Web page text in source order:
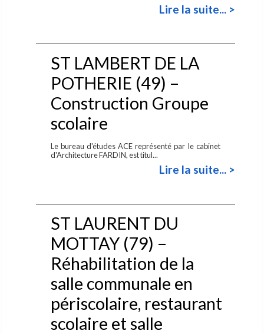
Lire la suite... >
ST LAMBERT DE LA
POTHERIE (49) –
Construction Groupe
scolaire
Le bureau d'études ACE représenté par le cabinet
d'Architecture FARDIN, est titul...
Lire la suite... >
ST LAURENT DU
MOTTAY (79) –
Réhabilitation de la
salle communale en
périscolaire, restaurant
scolaire et salle